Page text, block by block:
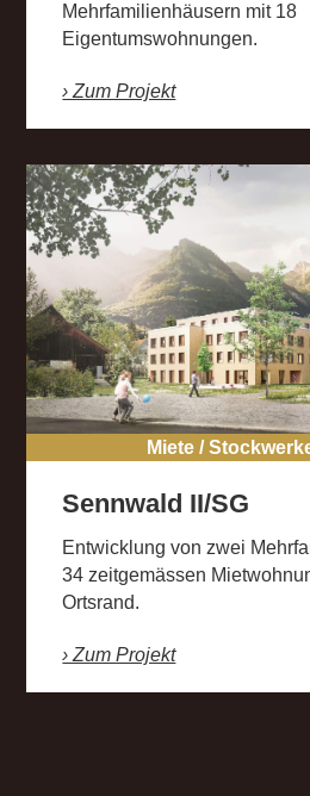
Mehrfamilienhäusern mit 18
Eigentumswohnungen.
› Zum Projekt
Miete /
Sennwald II/SG
Entwicklung von zwei
34 zeitgemässen
Ortsrand.
› Zum Projekt